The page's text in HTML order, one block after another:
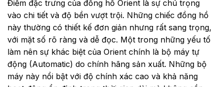
Điểm đặc trưng của đồng hồ Orient là sự chú trọng
vào chi tiết và độ bền vượt trội. Những chiếc đồng hồ
này thường có thiết kế đơn giản nhưng rất sang trọng,
với mặt số rõ ràng và dễ đọc. Một trong những yếu tố
làm nên sự khác biệt của Orient chính là bộ máy tự
động (Automatic) do chính hãng sản xuất. Những bộ
máy này nổi bật với độ chính xác cao và khả năng